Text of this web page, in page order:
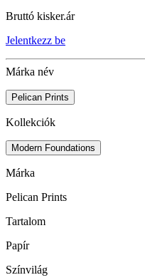
Bruttó kisker.ár
Jelentkezz be
Márka név
Pelican Prints
Kollekciók
Modern Foundations
Márka
Pelican Prints
Tartalom
Papír
Színvilág